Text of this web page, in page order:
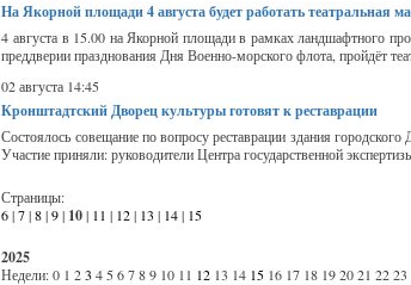
На Якорной площади 4 августа будет работать театральная
4 августа в 15.00 на Якорной площади в рамках ландшафтного
преддверии празднования Дня Военно-морского флота, пройдёт
02 августа 14:45
Кронштадтский Дворец культуры готовят к реставрации
Состоялось совещание по вопросу реставрации здания
Участие приняли: руководители Центра государственной
Страницы:
6|7|8|9| 10| 11 | 12| 13 | 14| 15
2025
Недели: 0 1 2 3 4 5 6 7 8 9 10 11 12 13 14 15 16 17 18 19 20 21 22 23